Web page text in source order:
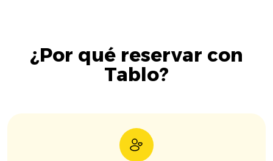
¿Por qué reservar con
Tablo?